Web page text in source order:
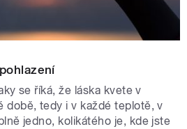
se říká, že láska kvete v
době, tedy i v každé teplotě, v
jedno, kolikátého je, kde jste